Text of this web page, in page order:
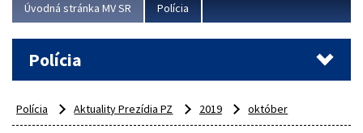
Úvodná stránka MV SR Polícia
Polícia
Polícia Aktuality Prezídia PZ 2019 október